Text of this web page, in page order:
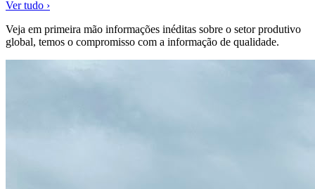
Ver tudo ›
Veja em primeira mão informações inéditas sobre o setor produtivo
global, temos o compromisso com a informação de qualidade.